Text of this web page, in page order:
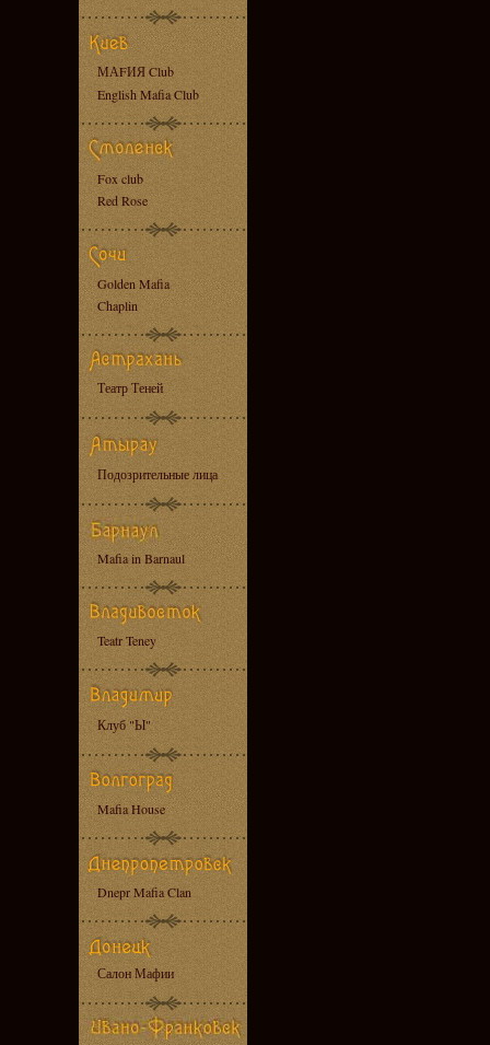
МАFИЯ Club
English Mafia Club
Fox club
Red Rose
Golden Mafia
Chaplin
Театр Теней
Подозрительные лица
Mafia in Barnaul
Teatr Teney
Клуб "Ы"
Mafia House
Dnepr Mafia Clan
Салон Мафии